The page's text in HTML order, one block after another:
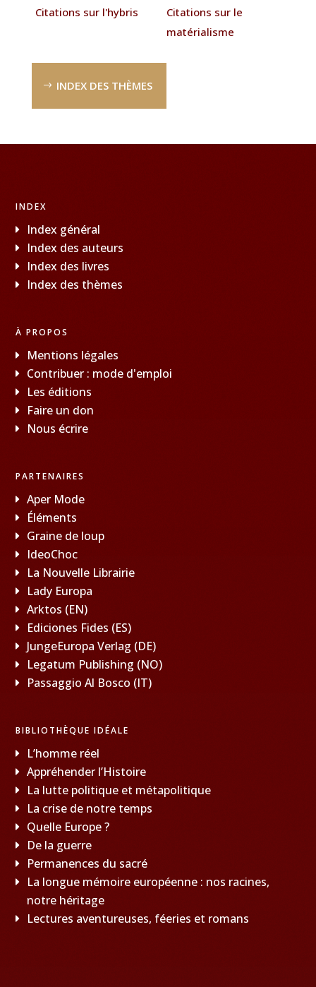
Citations sur l'hybris
Citations sur le
matérialisme
INDEX DES THÈMES
INDEX
Index général
Index des auteurs
Index des livres
Index des thèmes
À PROPOS
Mentions légales
Contribuer : mode d'emploi
Les éditions
Faire un don
Nous écrire
PARTENAIRES
Aper Mode
Éléments
Graine de loup
IdeoChoc
La Nouvelle Librairie
Lady Europa
Arktos (EN)
Ediciones Fides (ES)
JungeEuropa Verlag (DE)
Legatum Publishing (NO)
Passaggio Al Bosco (IT)
BIBLIOTHÈQUE IDÉALE
L’homme réel
Appréhender l’Histoire
La lutte politique et métapolitique
La crise de notre temps
Quelle Europe ?
De la guerre
Permanences du sacré
La longue mémoire européenne : nos racines,
notre héritage
Lectures aventureuses, féeries et romans